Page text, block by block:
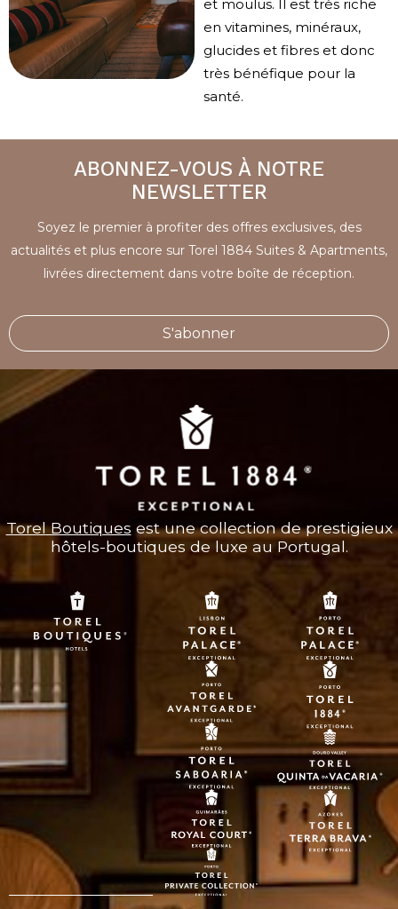
et moulus. Il est très riche
en vitamines, minéraux,
glucides et fibres et donc
très bénéfique pour la
santé.
ABONNEZ-VOUS À NOTRE
NEWSLETTER
Soyez le premier à profiter des offres exclusives, des
actualités et plus encore sur Torel 1884 Suites & Apartments,
livrées directement dans votre boîte de réception.
S'abonner
Torel Boutiques est une collection de prestigieux
hôtels-boutiques de luxe au Portugal.